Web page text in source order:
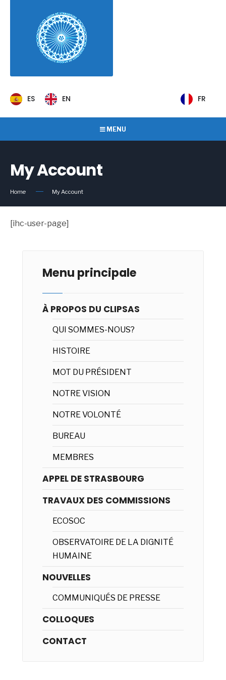
FR
ES EN
MENU
My Account
Home My Account
[ihc-user-page]
Menu principale
À PROPOS DU CLIPSAS
QUI SOMMES-NOUS?
HISTOIRE
MOT DU PRÉSIDENT
NOTRE VISION
NOTRE VOLONTÉ
BUREAU
MEMBRES
APPEL DE STRASBOURG
TRAVAUX DES COMMISSIONS
ECOSOC
OBSERVATOIRE DE LA DIGNITÉ
HUMAINE
NOUVELLES
COMMUNIQUÉS DE PRESSE
COLLOQUES
CONTACT